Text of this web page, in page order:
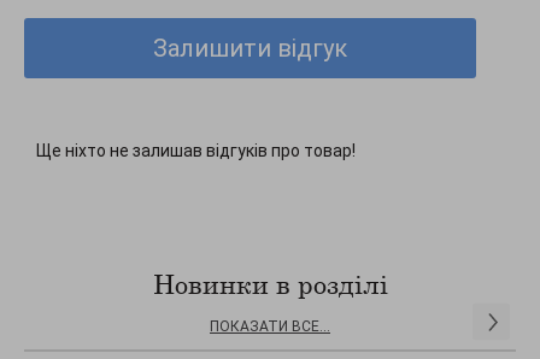
Залишити відгук
Ще ніхто не залишав відгуків про товар!
Новинки в розділі
ПОКАЗАТИ ВСЕ...